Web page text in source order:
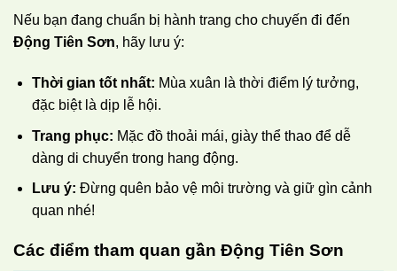
Nếu bạn đang chuẩn bị hành trang cho chuyến đi đến
Động Tiên Sơn, hãy lưu ý:
Thời gian tốt nhất: Mùa xuân là thời điểm lý tưởng,
đặc biệt là dịp lễ hội.
Trang phục: Mặc đồ thoải mái, giày thể thao để dễ
dàng di chuyển trong hang động.
Lưu ý: Đừng quên bảo vệ môi trường và giữ gìn cảnh
quan nhé!
Các điểm tham quan gần Động Tiên Sơn